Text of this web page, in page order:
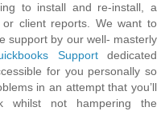
to install and re-install, a
client reports. We want to
support by our well- masterly
Supportdedicated
for you personally so
in an attempt that you’ll
not hampering the